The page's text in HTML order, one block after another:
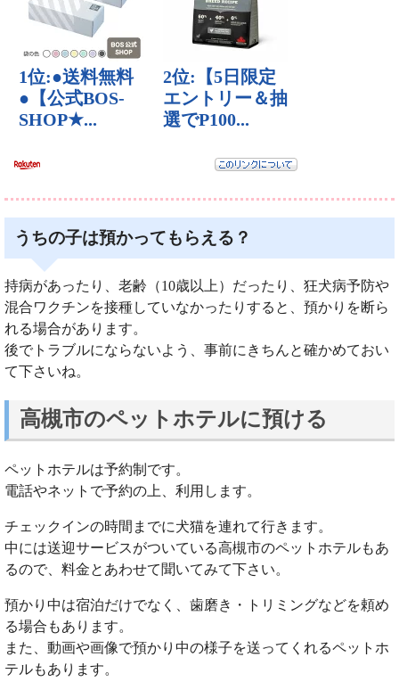
うちの子は預かってもらえる？
持病があったり、老齢（10歳以上）だったり、狂犬病予防や
混合ワクチンを接種していなかったりすると、預かりを断ら
れる場合があります。
後でトラブルにならないよう、事前にきちんと確かめておい
て下さいね。
高槻市のペットホテルに預ける
ペットホテルは予約制です。
電話やネットで予約の上、利用します。
チェックインの時間までに犬猫を連れて行きます。
中には送迎サービスがついている高槻市のペットホテルもあ
るので、料金とあわせて聞いてみて下さい。
預かり中は宿泊だけでなく、歯磨き・トリミングなどを頼め
る場合もあります。
また、動画や画像で預かり中の様子を送ってくれるペットホ
テルもあります。